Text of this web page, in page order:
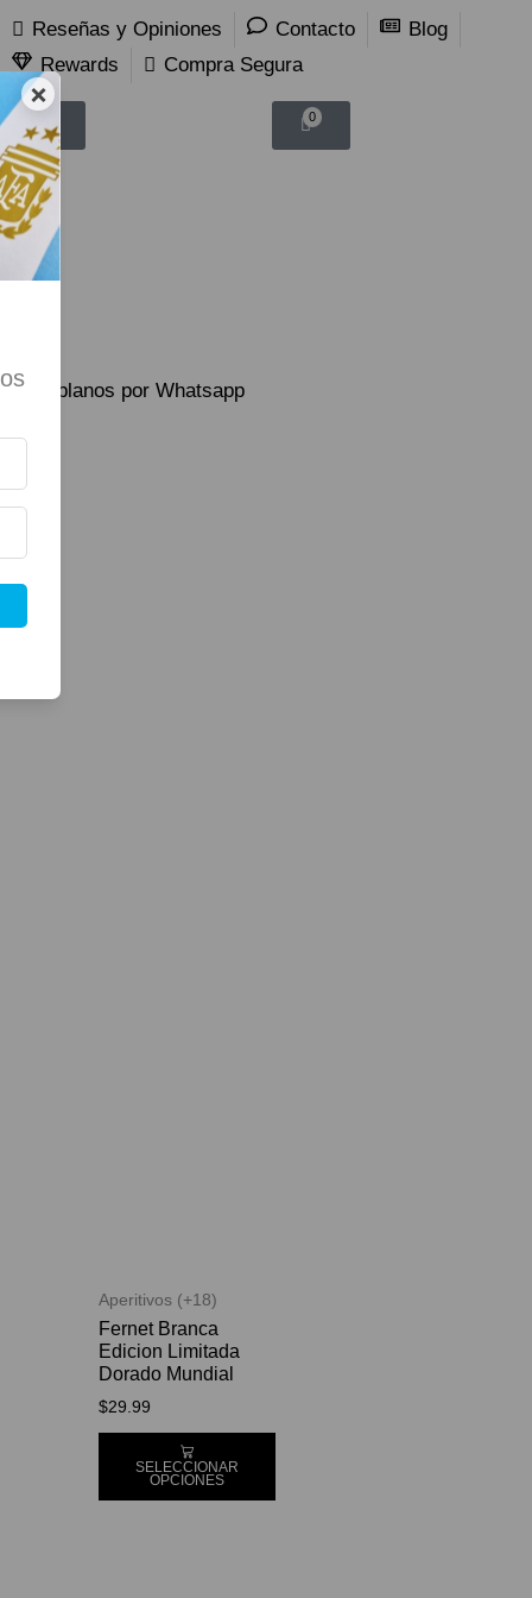
×
Reseñas y Opiniones Contacto
Blog
Rewards
Compra Segura
0
Hablanos por Whatsapp
Aperitivos (+18)
Fernet Branca
Edicion Limitada
Dorado Mundial
$29.99
SELECCIONAR
OPCIONES